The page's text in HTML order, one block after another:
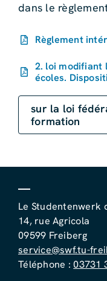
dans le
Règlement
2. loi modifiant
écoles.
sur la loi
formation
Le Studentenwerk
14, rue Agricola
09599 Freiberg
service@swf.tu-
Téléphone :03731